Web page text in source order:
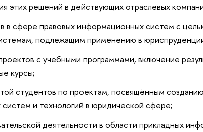
этих решений в действующих отраслевых
в сфере правовых информационных систем с
подлежащим применению в
с учебными программами, включение
курсы;
студентов по проектам, посвящённым
и технологий в юридической сфере;
деятельности в области прикладных